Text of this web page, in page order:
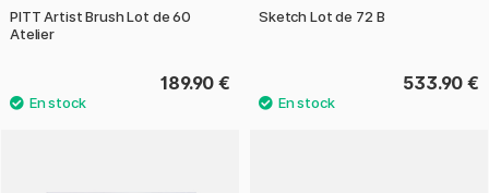
PITT Artist Brush Lot de 60
Atelier
189.90 €
Sketch Lot de 72 B
533.90 €